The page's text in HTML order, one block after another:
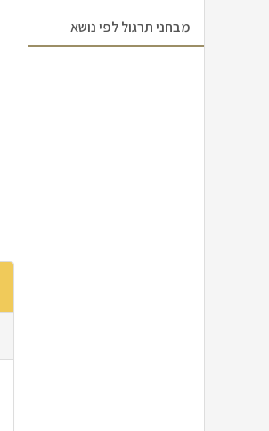
מבחני תרגול לפי נושא